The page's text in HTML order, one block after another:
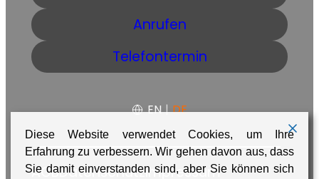
Anrufen
Telefontermin
EN | DE
AGBDatenschutzImpressum
Diese Website verwendet Cookies, um Ihre
Erfahrung zu verbessern. Wir gehen davon aus, dass
Sie damit einverstanden sind, aber Sie können sich